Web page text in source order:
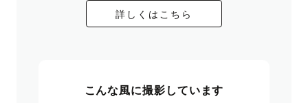
詳しくはこちら
こんな風に撮影しています